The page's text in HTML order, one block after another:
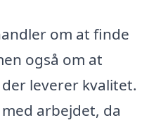
om at finde
også om at
leverer kvalitet.
arbejdet, da